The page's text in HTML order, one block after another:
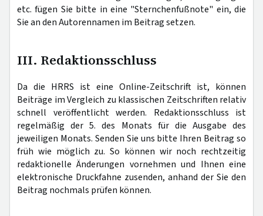
etc. fügen Sie bitte in eine "Sternchenfußnote" ein, die
Sie an den Autorennamen im Beitrag setzen.
III. Redaktionsschluss
Da die HRRS ist eine Online-Zeitschrift ist, können
Beiträge im Vergleich zu klassischen Zeitschriften relativ
schnell veröffentlicht werden. Redaktionsschluss ist
regelmäßig der 5. des Monats für die Ausgabe des
jeweiligen Monats. Senden Sie uns bitte Ihren Beitrag so
früh wie möglich zu. So können wir noch rechtzeitig
redaktionelle Änderungen vornehmen und Ihnen eine
elektronische Druckfahne zusenden, anhand der Sie den
Beitrag nochmals prüfen können.